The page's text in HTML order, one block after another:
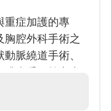
重症加護的專
胸腔外科手術之
脈繞道手術、
腫瘤手術、食